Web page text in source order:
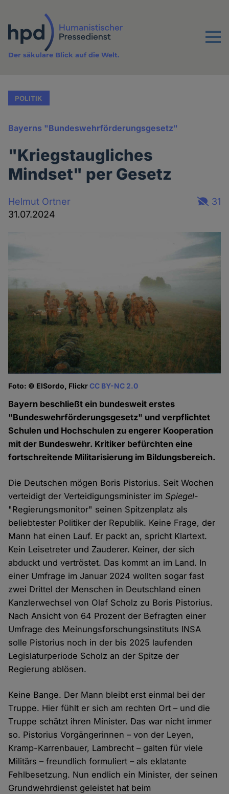
Inhalt
Menu
Der säkulare Blick auf die Welt.
POLITIK
Bayerns "Bundeswehrförderungsgesetz"
"Kriegstaugliches
Mindset" per Gesetz
Helmut Ortner
31.07.2024
31
Foto: © ElSordo, FlickrCC BY-NC 2.0
Bayern beschließt ein bundesweit erstes
"Bundeswehrförderungsgesetz" und verpflichtet
Schulen und Hochschulen zu engerer Kooperation
mit der Bundeswehr. Kritiker befürchten eine
fortschreitende Militarisierung im Bildungsbereich.
Die Deutschen mögen Boris Pistorius. Seit Wochen
verteidigt der Verteidigungsminister imSpiegel-
"Regierungsmonitor" seinen Spitzenplatz als
beliebtester Politiker der Republik. Keine Frage, der
Mann hat einen Lauf. Er packt an, spricht Klartext.
Kein Leisetreter und Zauderer. Keiner, der sich
abduckt und vertröstet. Das kommt an im Land. In
einer Umfrage im Januar 2024 wollten sogar fast
zwei Drittel der Menschen in Deutschland einen
Kanzlerwechsel von Olaf Scholz zu Boris Pistorius.
Nach Ansicht von 64 Prozent der Befragten einer
Umfrage des Meinungsforschungsinstituts INSA
solle Pistorius noch in der bis 2025 laufenden
Legislaturperiode Scholz an der Spitze der
Regierung ablösen.
Keine Bange. Der Mann bleibt erst einmal bei der
Truppe. Hier fühlt er sich am rechten Ort – und die
Truppe schätzt ihren Minister. Das war nicht immer
so. Pistorius Vorgängerinnen – von der Leyen,
Kramp-Karrenbauer, Lambrecht – galten für viele
Militärs – freundlich formuliert – als eklatante
Fehlbesetzung. Nun endlich ein Minister, der seinen
Grundwehrdienst geleistet hat beim